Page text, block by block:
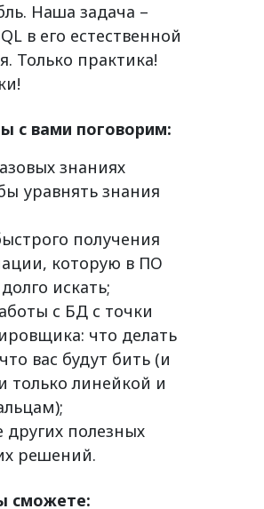
Наша задача –
в его естественной
Только практика!
с вами поговорим:
знаниях
уравнять знания
получения
которую в ПО
искать;
с БД с точки
что делать
вас будут бить (и
только линейкой и
других полезных
решений.
сможете: